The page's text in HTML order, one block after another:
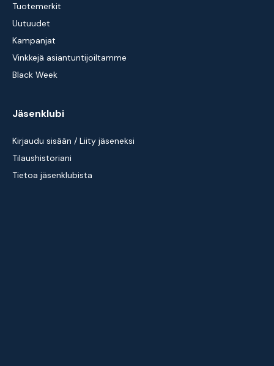
Tuotemerkit
Uutuudet
Kampanjat
Vinkkejä asiantuntijoiltamme
Black Week
Jäsenklubi
Kirjaudu sisään / Liity jäseneksi
Tilaushistoriani
Tietoa jäsenklubista